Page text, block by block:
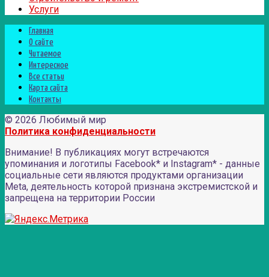
Услуги
Главная
О сайте
Читаемое
Интересное
Все статьи
Карта сайта
Контакты
© 2026 Любимый мир
Политика конфиденциальности
Внимание! В публикациях могут встречаются
упоминания и логотипы Facebook* и Instagram* - данные
социальные сети являются продуктами организации
Meta, деятельность которой признана экстремистской и
запрещена на территории России